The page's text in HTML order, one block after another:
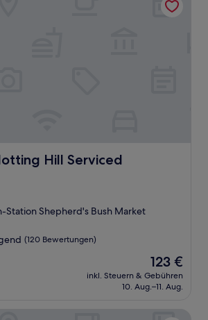
Hill Serviced
Hill Serviced Apartments
Station Shepherd's Bush Market
(120 Bewertungen)
Der
Preis
beträgt
123 €
inkl. Steuern & Gebühren
10. Aug.–11. Aug.